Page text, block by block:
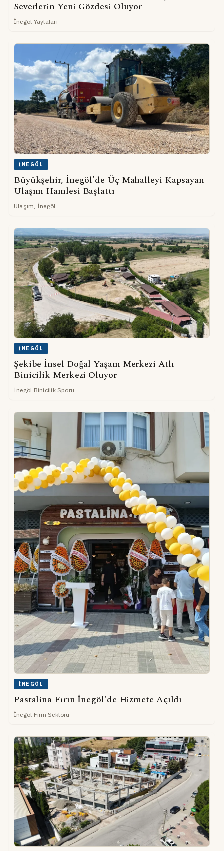
Severlerin Yeni Gözdesi Oluyor
İnegöl Yaylaları
İNEGÖL
Büyükşehir, İnegöl'de Üç Mahalleyi Kapsayan
Ulaşım Hamlesi Başlattı
Ulaşım, İnegöl
İNEGÖL
Şekibe İnsel Doğal Yaşam Merkezi Atlı
Binicilik Merkezi Oluyor
İnegöl Binicilik Sporu
İNEGÖL
Pastalina Fırın İnegöl'de Hizmete Açıldı
İnegöl Fırın Sektörü